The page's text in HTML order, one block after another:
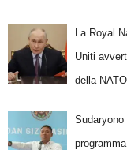
La Royal
Uniti
della